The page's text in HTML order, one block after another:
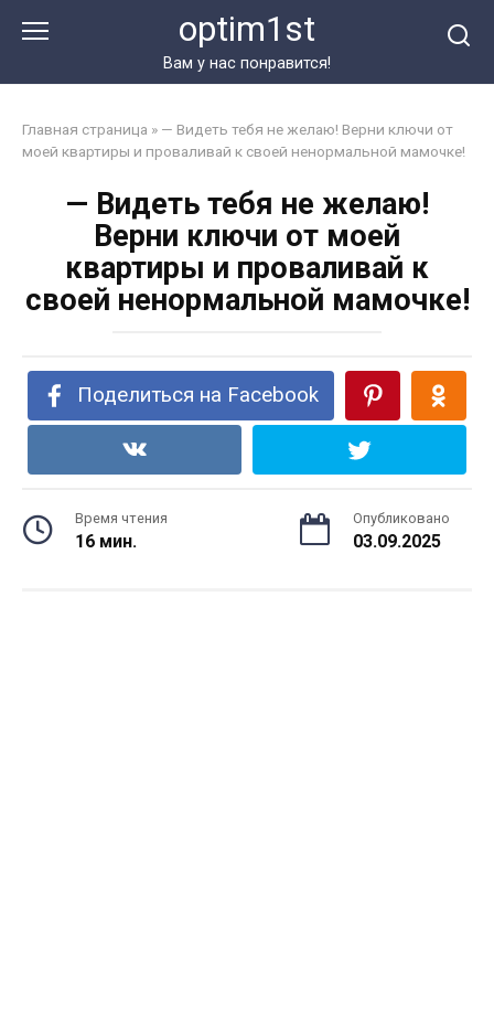
optim1st
Вам у нас понравится!
Главная страница » — Видеть тебя не желаю! Верни ключи от
моей квартиры и проваливай к своей ненормальной мамочке!
— Видеть тебя не желаю!
Верни ключи от моей
квартиры и проваливай к
своей ненормальной мамочке!
Поделиться на Facebook
Время чтения
16 мин.
Опубликовано
03.09.2025